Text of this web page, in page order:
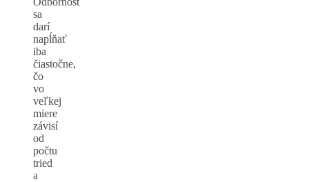
sa
darí
napĺňať
iba
čiastočne,
čo
vo
veľkej
miere
závisí
od
počtu
tried
a